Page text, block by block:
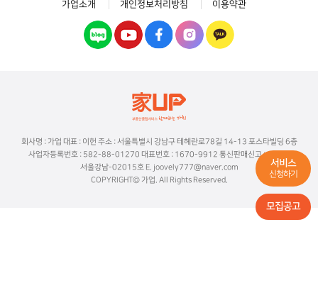
가업소개 개인정보처리방침 이용약관
회사명 : 가업 대표 : 이헌 주소 : 서울특별시 강남구 테헤란로78길 14-13 포스타빌딩 6층
사업자등록번호 : 582-88-01270 대표번호 : 1670-9912 통신판매신고 : 2019-
서울강남-02015호 E. joovely777@naver.com
COPYRIGHT© 가업. All Rights Reserved.
서비스
신청하기
모집공고